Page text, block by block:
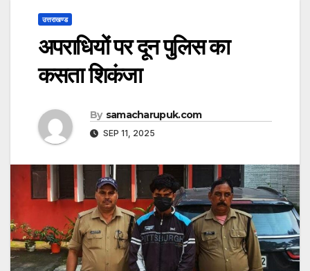
उत्तराखण्ड
अपराधियों पर दून पुलिस का
कसता शिकंजा
By samacharupuk.com
SEP 11, 2025